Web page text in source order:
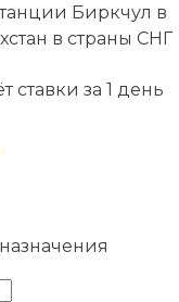
Биркчул в
в страны СНГ
ставки за 1 день